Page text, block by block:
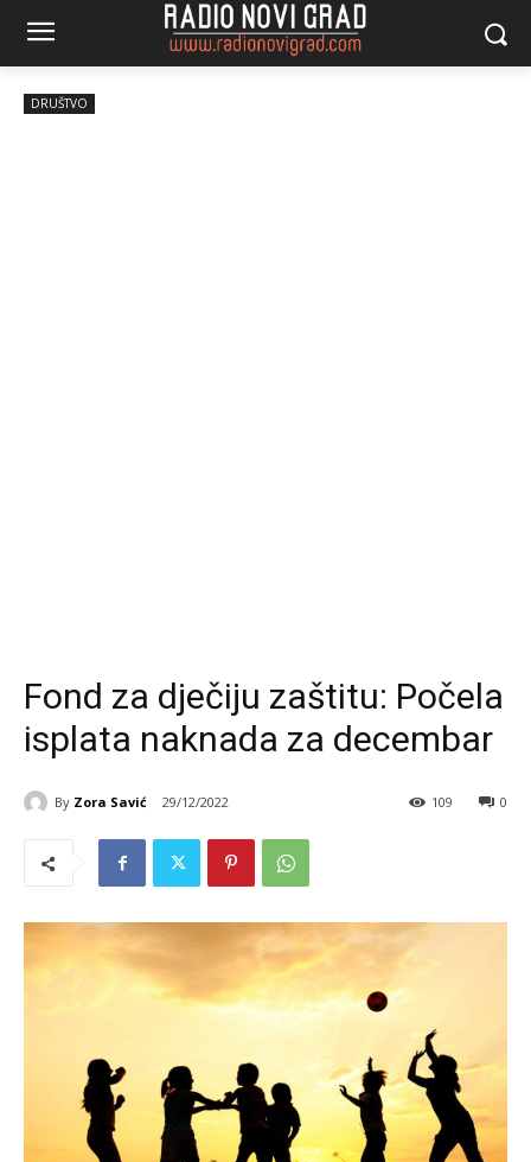
DRUŠTVO
Fond za dječiju zaštitu: Počela
isplata naknada za decembar
By Zora Savić 29/12/2022 0
109